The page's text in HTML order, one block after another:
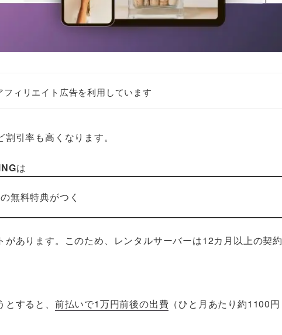
フィリエイト広告を利用しています
引率も高くなります。
は
無料特典がつく
あります。このため、レンタルサーバーは12カ月以上の契約
すると、 前払いで1万円前後の出費 （ひと月あたり約1100円